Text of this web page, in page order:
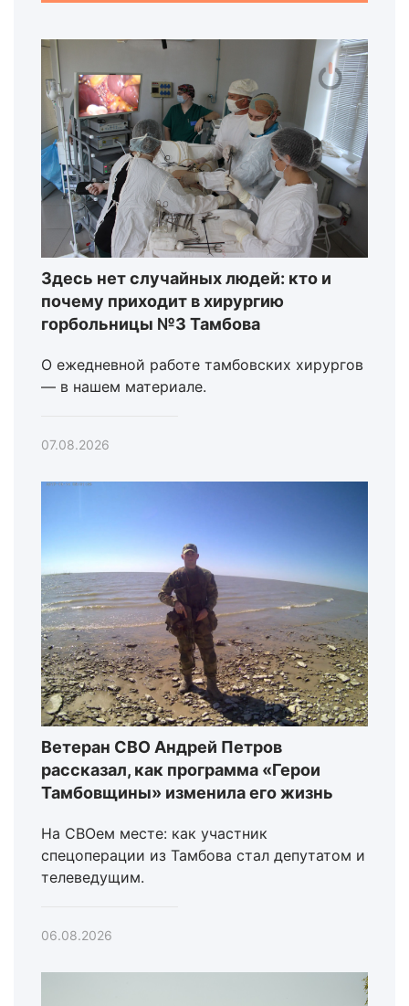
Здесь нет случайных людей: кто и
почему приходит в хирургию
горбольницы №3 Тамбова
О ежедневной работе тамбовских хирургов
— в нашем материале.
07.08.2026
Ветеран СВО Андрей Петров
рассказал, как программа «Герои
Тамбовщины» изменила его жизнь
На СВОем месте: как участник
спецоперации из Тамбова стал депутатом и
телеведущим.
06.08.2026